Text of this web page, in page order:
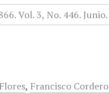
, Francisco